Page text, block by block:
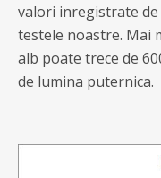
valori inregistrate de
testele noastre. Mai
alb poate trece de
de lumina puternica.